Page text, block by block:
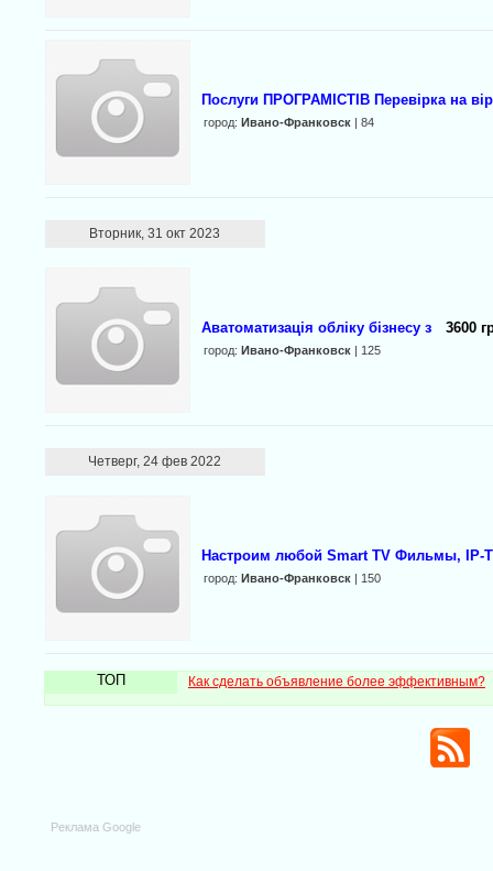
Послуги ПРОГРАМІСТІВ Перевірка на
город: Ивано-Франковск| 84
Вторник, 31 окт 2023
Аватоматизація обліку бізнесу з 3600
город: Ивано-Франковск| 125
Четверг, 24 фев 2022
Настроим любой Smart TV Фильмы, IP-
город: Ивано-Франковск| 150
ТОП Как сделать объявление более эффективным?
Реклама Google